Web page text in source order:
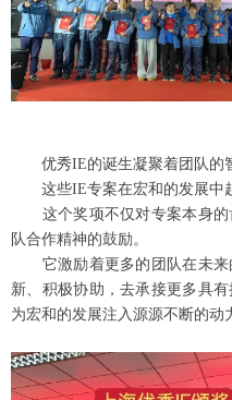
优秀IE的诞生凝聚着团队的智
这些IE专案在宏和的发展中起
这个奖项不仅对专案本身的
队合作精神的鼓励。
它激励着更多的团队在未来
新、积极协助，去承接更多具有
为宏和的发展注入源源不断的动